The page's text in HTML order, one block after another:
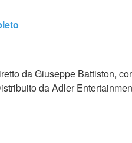
da Giuseppe Battiston,
da Adler